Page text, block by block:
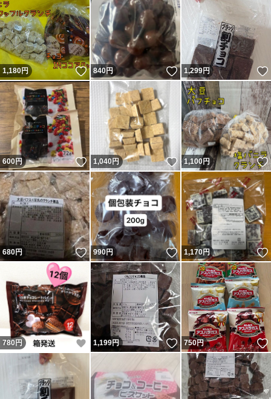
1,180円 いいね！
840円 いいね！
1,299円
600円 いいね！
1,040 円 いいね！
1,100円
680円 いいね！
990円 いいね！
1,170円
780 円 いいね！
1,199円 いいね！
750円